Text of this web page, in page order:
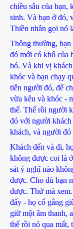
chiều sâu của bạn,
sinh. Và bạn ở đó,
Thiền nhân gọi nó
Thông thường,
đó mới có khổ của
bó. Và khi vị
khóc và bạn chạy
tiễn người đó, để
vừa kêu và khóc -
thế. Thế rồi người
đó với người
khách, và người đó
Khách đến và đi,
không được coi là
sát ý nghĩ nào
được. Cho dù bạn
được. Thử mà
đấy - họ cố gắng
giữ một âm thanh,
thế rồi nó qua mất,